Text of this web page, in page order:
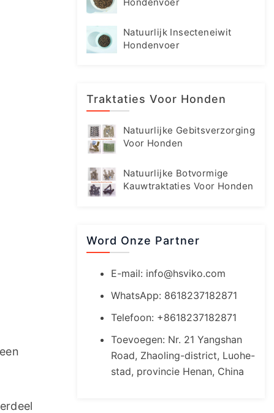
Natuurlijk Insecteneiwit
Hondenvoer
Traktaties Voor Honden
Natuurlijke Gebitsverzorging
Voor Honden
Natuurlijke Botvormige
Kauwtraktaties Voor Honden
Word Onze Partner
E-mail: info@hsviko.com
WhatsApp: 8618237182871
Telefoon: +8618237182871
Toevoegen: Nr. 21 Yangshan
Road, Zhaoling-district, Luohe-
stad, provincie Henan, China